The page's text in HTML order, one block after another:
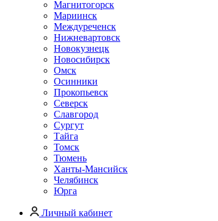
Магнитогорск
Мариинск
Междуреченск
Нижневартовск
Новокузнецк
Новосибирск
Омск
Осинники
Прокопьевск
Северск
Славгород
Сургут
Тайга
Томск
Тюмень
Ханты-Мансийск
Челябинск
Юрга
Личный кабинет